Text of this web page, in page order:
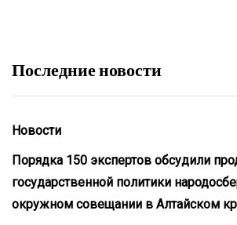
Последние новости
Новости
Порядка 150 экспертов обсудили
государственной политики
окружном совещании в Алтайском